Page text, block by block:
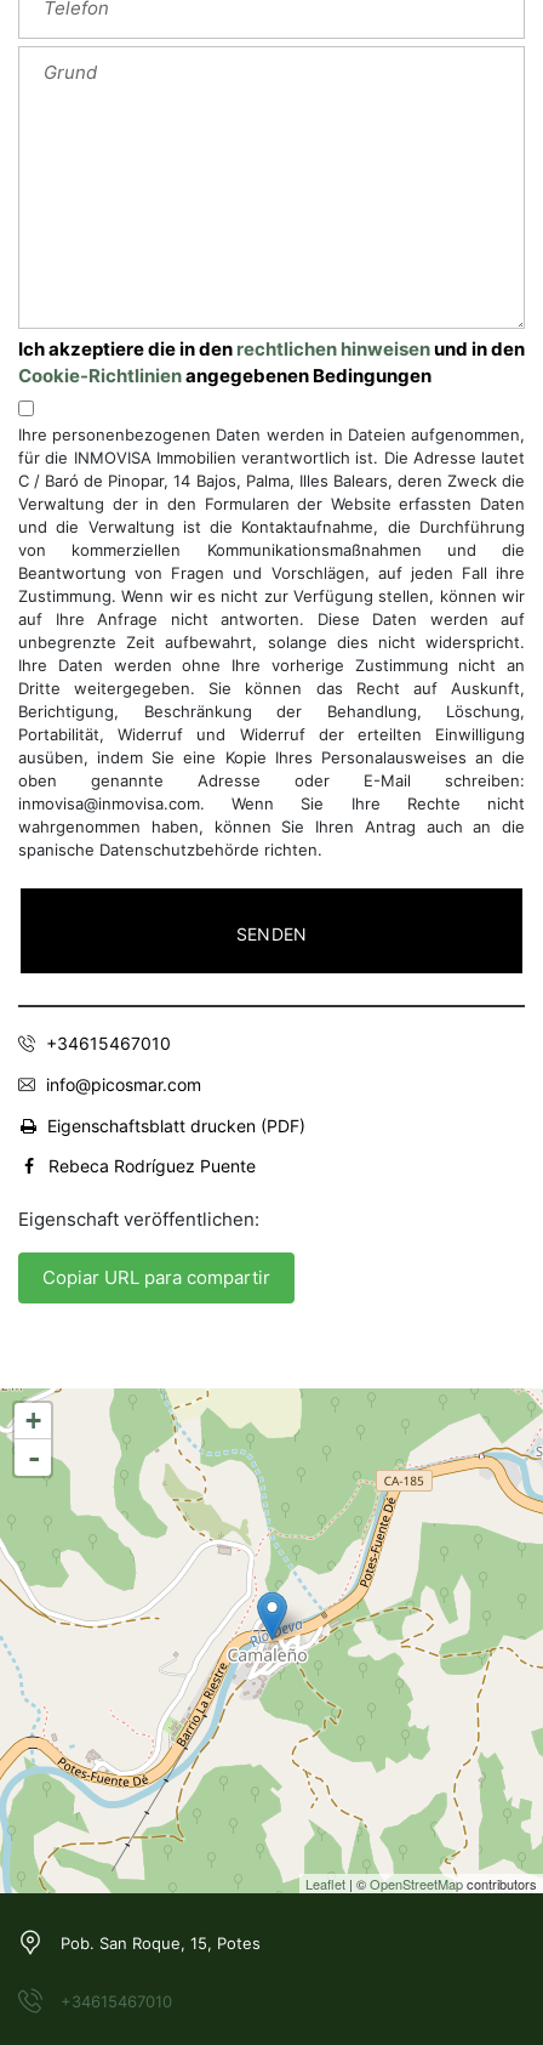
Ich akzeptiere die in den rechtlichen hinweisenund in den
Cookie-Richtlinienangegebenen Bedingungen
Ihre personenbezogenen Daten werden in Dateien aufgenommen,
für die INMOVISA Immobilien verantwortlich ist. Die Adresse lautet
C / Baró de Pinopar, 14 Bajos, Palma, Illes Balears, deren Zweck die
Verwaltung der in den Formularen der Website erfassten Daten
und die Verwaltung ist die Kontaktaufnahme, die Durchführung
von kommerziellen Kommunikationsmaßnahmen und die
Beantwortung von Fragen und Vorschlägen, auf jeden Fall ihre
Zustimmung. Wenn wir es nicht zur Verfügung stellen, können wir
auf Ihre Anfrage nicht antworten. Diese Daten werden auf
unbegrenzte Zeit aufbewahrt, solange dies nicht widerspricht.
Ihre Daten werden ohne Ihre vorherige Zustimmung nicht an
Dritte weitergegeben. Sie können das Recht auf Auskunft,
Berichtigung, Beschränkung der Behandlung, Löschung,
Portabilität, Widerruf und Widerruf der erteilten Einwilligung
ausüben, indem Sie eine Kopie Ihres Personalausweises an die
oben genannte Adresse oder E-Mail schreiben:
inmovisa@inmovisa.com. Wenn Sie Ihre Rechte nicht
wahrgenommen haben, können Sie Ihren Antrag auch an die
spanische Datenschutzbehörde richten.
+34615467010
info@picosmar.com
Eigenschaftsblatt drucken (PDF)
Rebeca Rodríguez Puente
Eigenschaft veröffentlichen:
Copiar URL para compartir
+
-
Leaflet | ©OpenStreetMapcontributors
Pob. San Roque, 15, Potes
+34615467010